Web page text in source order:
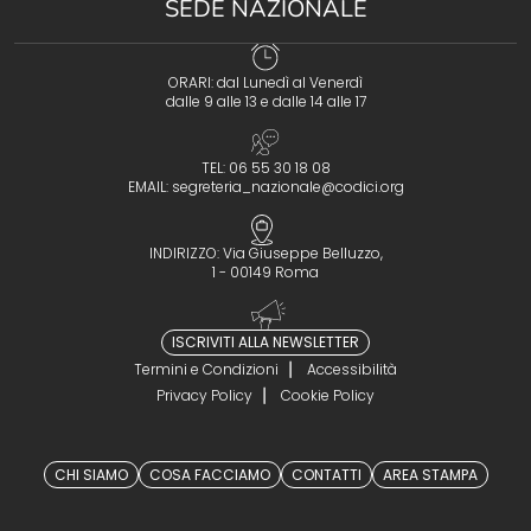
SEDE NAZIONALE
ORARI: dal Lunedì al Venerdì
dalle 9 alle 13 e dalle 14 alle 17
TEL: 06 55 30 18 08
EMAIL: segreteria_nazionale@codici.org
INDIRIZZO: Via Giuseppe Belluzzo,
1 - 00149 Roma
ISCRIVITI ALLA NEWSLETTER
Termini e Condizioni
Accessibilità
Privacy Policy
Cookie Policy
CHI SIAMO COSA FACCIAMO CONTATTI AREA STAMPA